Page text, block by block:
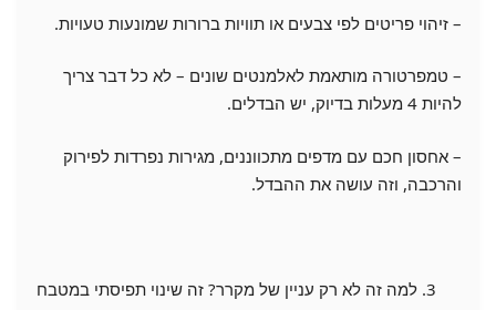
– זיהוי פריטים לפי צבעים או תוויות ברורות שמונעות טעויות.
– טמפרטורה מותאמת לאלמנטים שונים – לא כל דבר צריך
להיות 4 מעלות בדיוק, יש הבדלים.
– אחסון חכם עם מדפים מתכווננים, מגירות נפרדות לפירוק
והרכבה, וזה עושה את ההבדל.
למה זה לא רק עניין של מקרר? זה שינוי תפיסתי במטבח